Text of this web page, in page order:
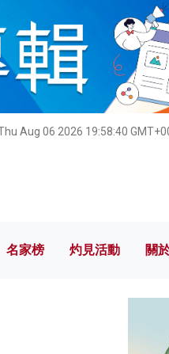
Aug 06 2026 19:58:42
名家榜 灼見活動
名家榜 灼見活動 關